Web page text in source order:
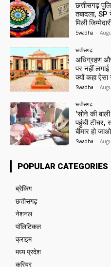
छत्तीसगढ़
तबादला,
मिली
Swadha -
छत्तीसगढ़
अधिग्रहण
पर नहीं
क्यों कहा ऐसा
Swadha -
छत्तीसगढ़
‘सोने की
पहुंची टीचर,
बीमार हो
Swadha -
POPULAR CATEGORIES
ब्रेकिंग
छत्तीसगढ़
नेशनल
पॉलिटिकल
क्राइम
मध्य प्रदेश
करियर